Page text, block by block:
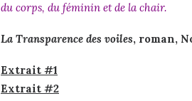
du corps, du féminin et de la chair.
La Transparence des voiles, roman,
Extrait #1
Extrait #2